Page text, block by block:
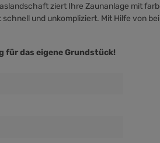
ziert Ihre Zaunanlage mit
und unkompliziert. Mit Hilfe von
für das eigene Grundstück!